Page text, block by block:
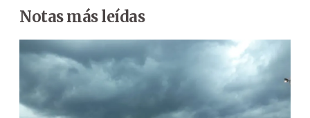
Notas más leídas